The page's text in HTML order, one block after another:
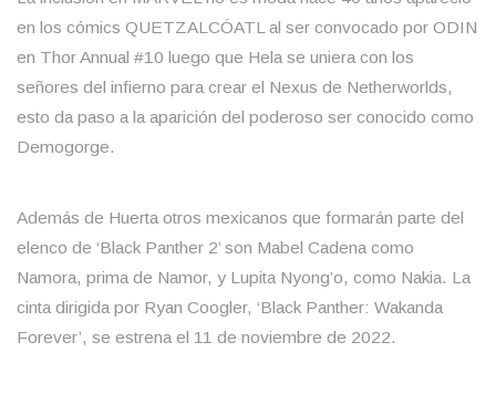
en los cómics QUETZALCÓATL al ser convocado por ODIN
en Thor Annual #10 luego que Hela se uniera con los
señores del infierno para crear el Nexus de Netherworlds,
esto da paso a la aparición del poderoso ser conocido como
Demogorge.
Además de Huerta otros mexicanos que formarán parte del
elenco de ‘Black Panther 2’ son Mabel Cadena como
Namora, prima de Namor, y Lupita Nyong’o, como Nakia. La
cinta dirigida por Ryan Coogler, ‘Black Panther: Wakanda
Forever’, se estrena el 11 de noviembre de 2022.